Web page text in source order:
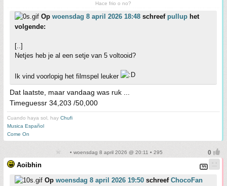
Hace frio o no?
Op woensdag 8 april 2026 18:48 schreef pullup het
volgende:
[..]
Netjes heb je al een setje van 5 voltooid?
Ik vind voorlopig het filmspel leuker
Dat laatste, maar vandaag was ruk ...
Timeguessr 34,203 /50,000
Cuando haya sol, hay Chufi
Musica Español
Come On
• woensdag 8 april 2026 @ 20:11 • 295
Aoibhin
Op woensdag 8 april 2026 19:50 schreef ChocoFan